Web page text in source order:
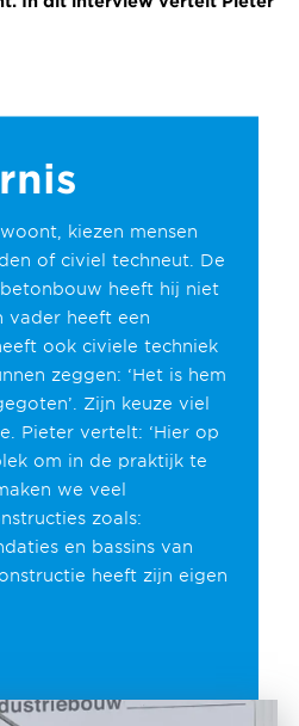
kiezen mensen
of civiel techneut. De
heeft hij niet
vader heeft een
ook civiele techniek
zeggen: ‘Het is hem
Zijn keuze viel
Pieter vertelt: ‘Hier op
om in de praktijk te
we veel
zoals:
en bassins van
heeft zijn eigen